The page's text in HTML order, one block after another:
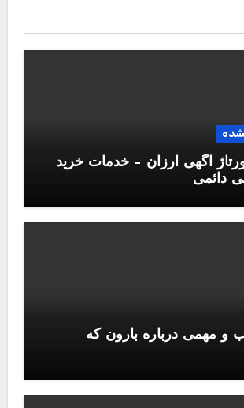
آگهی ارزان – خدمات خرید
دائمی
و مهمی درباره بارون که